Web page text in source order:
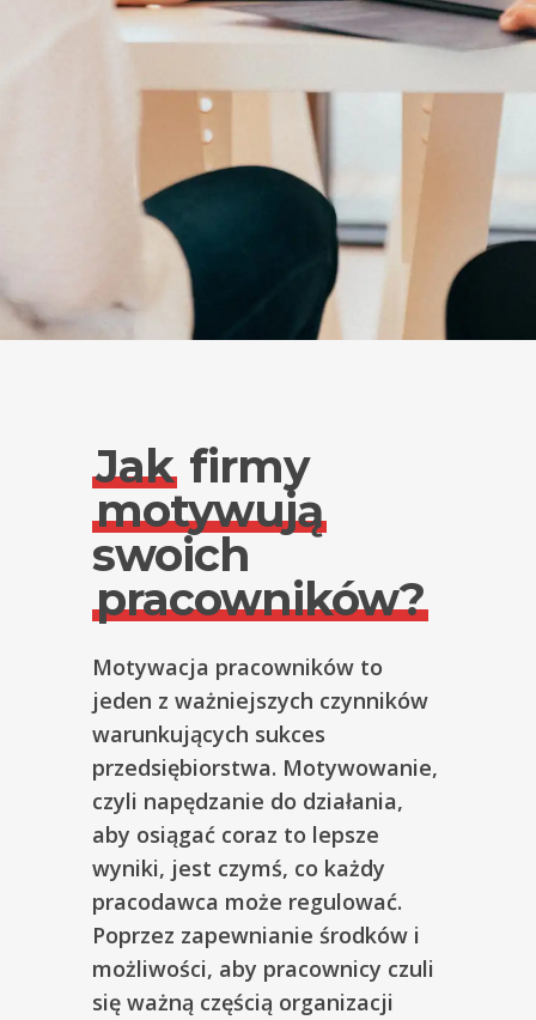
Jak firmy
motywują
swoich
pracowników?
Motywacja pracowników to
jeden z ważniejszych czynników
warunkujących sukces
przedsiębiorstwa. Motywowanie,
czyli napędzanie do działania,
aby osiągać coraz to lepsze
wyniki, jest czymś, co każdy
pracodawca może regulować.
Poprzez zapewnianie środków i
możliwości, aby pracownicy czuli
się ważną częścią organizacji